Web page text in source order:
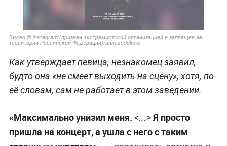
Видео © Instagram (признан экстремистской организацией и запрещён на
территории Российской Федерации)/annasedokova
Как утверждает певица, незнакомец заявил,
будто она «не смеет выходить на сцену», хотя, по
её словам, сам не работает в этом заведении.
«Максимально унизил меня. <...>Я просто
пришла на концерт, а ушла с него с таким